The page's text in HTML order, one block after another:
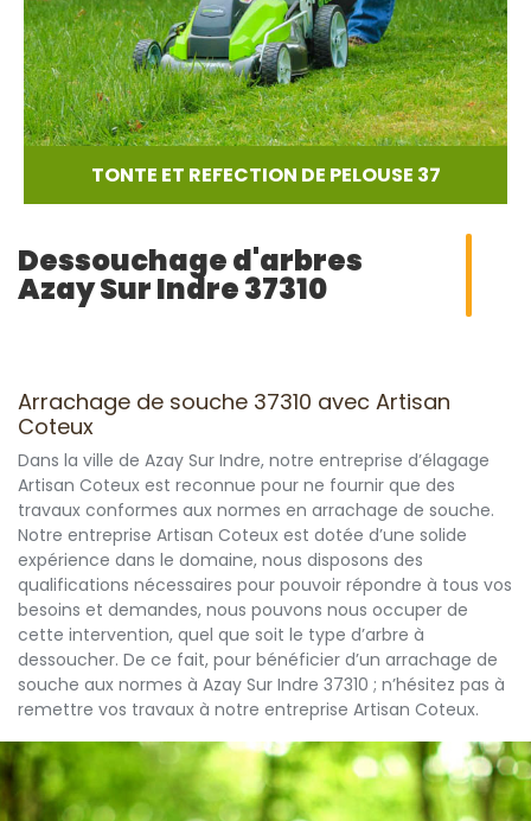
TONTE ET REFECTION DE PELOUSE 37
Dessouchage d'arbres
Azay Sur Indre 37310
Arrachage de souche 37310 avec Artisan
Coteux
Dans la ville de Azay Sur Indre, notre entreprise d’élagage
Artisan Coteux est reconnue pour ne fournir que des
travaux conformes aux normes en arrachage de souche.
Notre entreprise Artisan Coteux est dotée d’une solide
expérience dans le domaine, nous disposons des
qualifications nécessaires pour pouvoir répondre à tous vos
besoins et demandes, nous pouvons nous occuper de
cette intervention, quel que soit le type d’arbre à
dessoucher. De ce fait, pour bénéficier d’un arrachage de
souche aux normes à Azay Sur Indre 37310 ; n’hésitez pas à
remettre vos travaux à notre entreprise Artisan Coteux.